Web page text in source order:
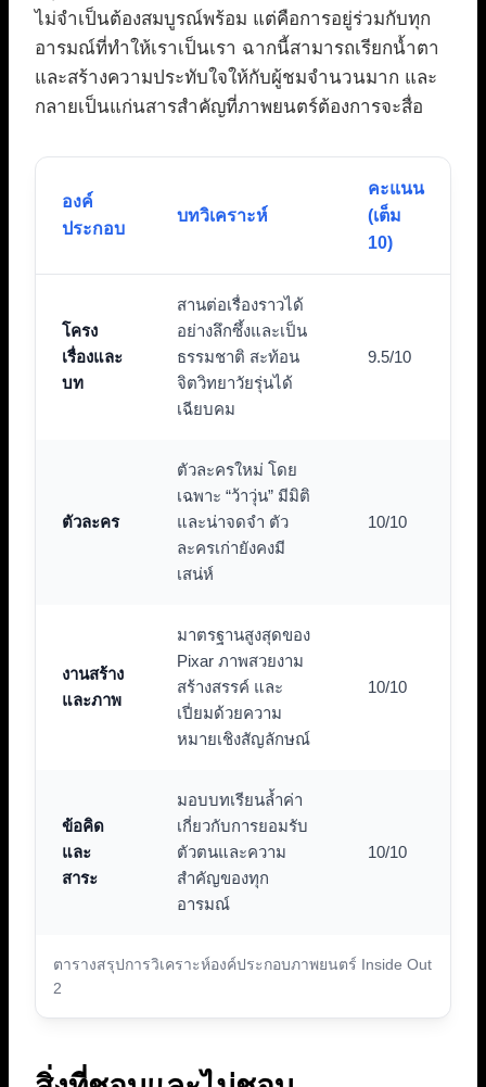
ไม่จำเป็นต้องสมบูรณ์พร้อม แต่คือการอยู่ร่วมกับทุก
อารมณ์ที่ทำให้เราเป็นเรา ฉากนี้สามารถเรียกน้ำตา
และสร้างความประทับใจให้กับผู้ชมจำนวนมาก และ
กลายเป็นแก่นสารสำคัญที่ภาพยนตร์ต้องการจะสื่อ
ตารางสรุปการวิเคราะห์องค์ประกอบภาพยนตร์ Inside Out
2
องค์
ประกอบ
บทวิเคราะห์
คะแนน
(เต็ม
10)
โครง
เรื่องและ
บท
สานต่อเรื่องราวได้
อย่างลึกซึ้งและเป็น
ธรรมชาติ สะท้อน
จิตวิทยาวัยรุ่นได้
เฉียบคม
9.5/10
ตัวละคร
ตัวละครใหม่ โดย
เฉพาะ “ว้าวุ่น” มีมิติ
และน่าจดจำ ตัว
ละครเก่ายังคงมี
เสน่ห์
10/10
งานสร้าง
และภาพ
มาตรฐานสูงสุดของ
Pixar ภาพสวยงาม
สร้างสรรค์ และ
เปี่ยมด้วยความ
หมายเชิงสัญลักษณ์
10/10
ข้อคิด
และ
สาระ
มอบบทเรียนล้ำค่า
เกี่ยวกับการยอมรับ
ตัวตนและความ
สำคัญของทุก
อารมณ์
10/10